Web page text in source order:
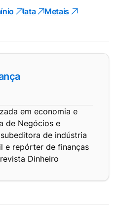
lata
Metais
em economia e
de Negócios e
de indústria
e repórter de finanças
Dinheiro